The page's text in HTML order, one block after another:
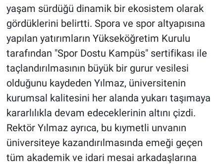
yaşam sürdüğü dinamik bir ekosistem olarak
gördüklerini belirtti. Spora ve spor altyapısına
yapılan yatırımların Yükseköğretim Kurulu
tarafından "Spor Dostu Kampüs" sertifikası ile
taçlandırılmasının büyük bir gurur vesilesi
olduğunu kaydeden Yılmaz, üniversitenin
kurumsal kalitesini her alanda yukarı taşımaya
kararlılıkla devam edeceklerinin altını çizdi.
Rektör Yılmaz ayrıca, bu kıymetli unvanın
üniversiteye kazandırılmasında emeği geçen
tüm akademik ve idari mesai arkadaşlarına